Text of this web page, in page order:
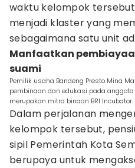
waktu kelompok
menjadi klaster yang
sebagaimana satu unit
Manfaatkan
suami
Pemilik usaha Bandeng Presto Mina
pembinaan dan edukasi pada anggota
merupakan mitra binaan BRI
Dalam perjalanan
kelompok tersebut,
sipil Pemerintah Kota
berupaya untuk